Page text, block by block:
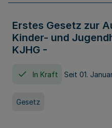
Erstes Gesetz zur
Kinder- und
KJHG -
In Kraft Seit 01.
Gesetz